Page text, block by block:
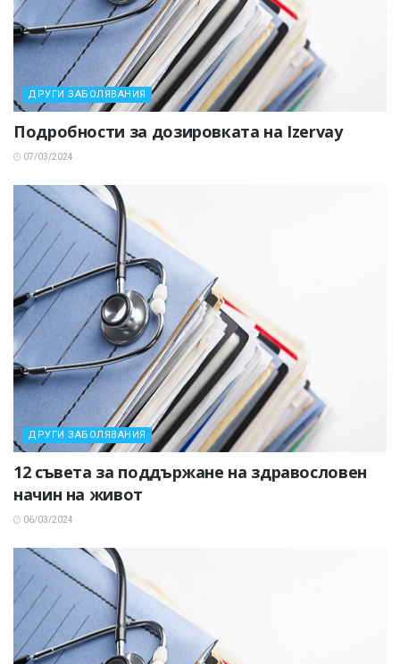
ДРУГИ ЗАБОЛЯВАНИЯ
Подробности за дозировката на Izervay
07/03/2024
ДРУГИ ЗАБОЛЯВАНИЯ
12 съвета за поддържане на здравословен
начин на живот
06/03/2024